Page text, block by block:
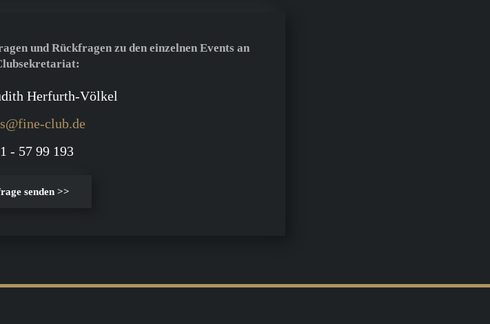
und Rückfragen zu den einzelnen Events an
Herfurth-Völkel
club.de
- 57 99 193
senden >>